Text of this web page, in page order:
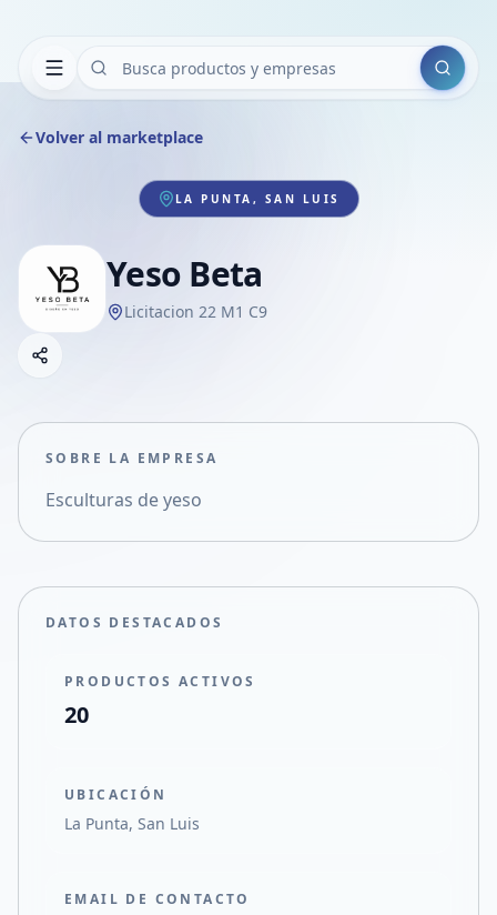
Buscar
Volver al marketplace
LA PUNTA, SAN LUIS
Yeso Beta
Licitacion 22 M1 C9
Compartir empresa
Compartir en X
SOBRE LA EMPRESA
Esculturas de yeso
DATOS DESTACADOS
PRODUCTOS ACTIVOS
20
UBICACIÓN
La Punta, San Luis
EMAIL DE CONTACTO